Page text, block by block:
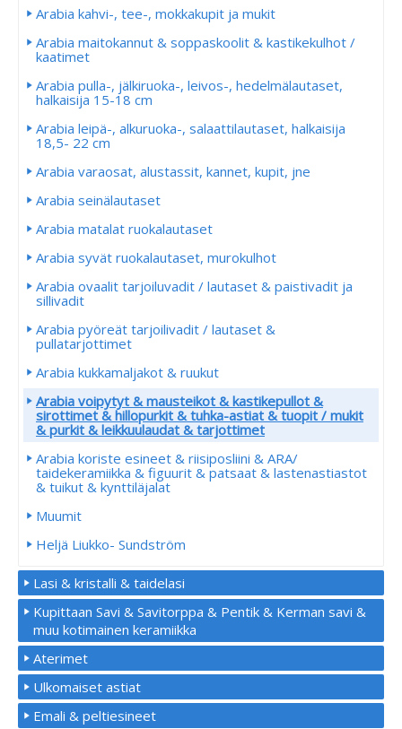
Arabia kahvi-, tee-, mokkakupit ja mukit
Arabia maitokannut & soppaskoolit & kastikekulhot /
kaatimet
Arabia pulla-, jälkiruoka-, leivos-, hedelmälautaset,
halkaisija 15-18 cm
Arabia leipä-, alkuruoka-, salaattilautaset, halkaisija
18,5- 22 cm
Arabia varaosat, alustassit, kannet, kupit, jne
Arabia seinälautaset
Arabia matalat ruokalautaset
Arabia syvät ruokalautaset, murokulhot
Arabia ovaalit tarjoiluvadit / lautaset & paistivadit ja
sillivadit
Arabia pyöreät tarjoilivadit / lautaset &
pullatarjottimet
Arabia kukkamaljakot & ruukut
Arabia voipytyt & mausteikot & kastikepullot &
sirottimet & hillopurkit & tuhka-astiat & tuopit / mukit
& purkit & leikkuulaudat & tarjottimet
Arabia koriste esineet & riisiposliini & ARA/
taidekeramiikka & figuurit & patsaat & lastenastiastot
& tuikut & kynttiläjalat
Muumit
Heljä Liukko- Sundström
Lasi & kristalli & taidelasi
Kupittaan Savi & Savitorppa & Pentik & Kerman savi &
muu kotimainen keramiikka
Aterimet
Ulkomaiset astiat
Emali & peltiesineet